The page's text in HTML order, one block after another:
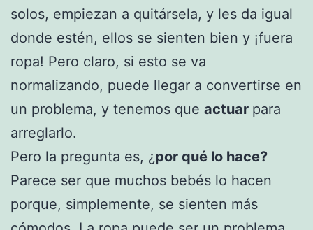
solos, empiezan a quitársela, y les da igual
donde estén, ellos se sienten bien y ¡fuera
ropa! Pero claro, si esto se va
normalizando, puede llegar a convertirse en
un problema, y tenemos que actuar para
arreglarlo.
Pero la pregunta es, ¿por qué lo hace?
Parece ser que muchos bebés lo hacen
porque, simplemente, se sienten más